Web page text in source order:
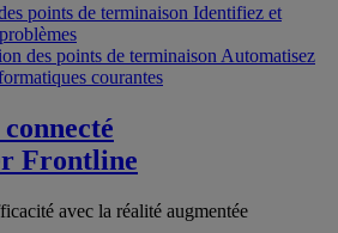
points de terminaison Identifiez et
des points de terminaison Automatisez
courantes
Frontline
avec la réalité augmentée